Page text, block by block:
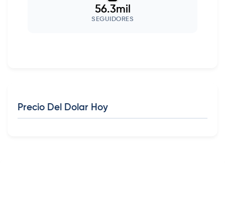
56.3mil
SEGUIDORES
Precio Del Dolar Hoy